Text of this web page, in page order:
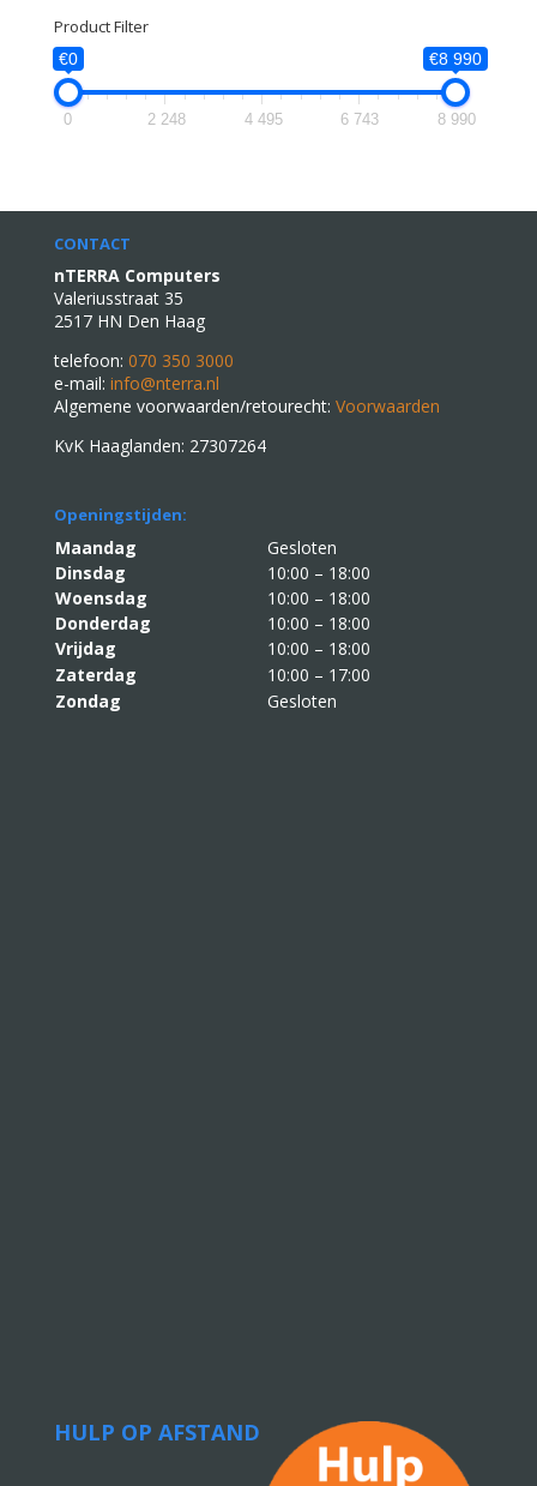
Product Filter
€0 €8 990
0 2 248 4 495 6 743 8 990
CONTACT
nTERRA Computers
Valeriusstraat 35
2517 HN Den Haag
telefoon: 070 350 3000
e-mail: info@nterra.nl
Algemene voorwaarden/retourecht: Voorwaarden
KvK Haaglanden: 27307264
Openingstijden:
Maandag
Gesloten
Dinsdag
10:00 – 18:00
Woensdag
10:00 – 18:00
Donderdag
10:00 – 18:00
Vrijdag
10:00 – 18:00
Zaterdag
10:00 – 17:00
Zondag
Gesloten
HULP OP AFSTAND